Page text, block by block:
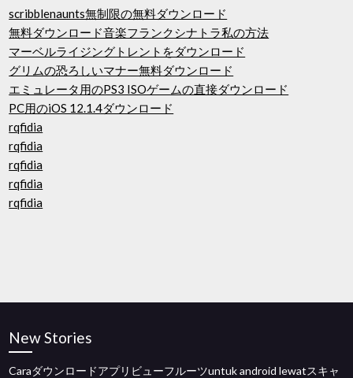
scribblenaunts無制限の無料ダウンロード
無料ダウンロード音楽フランクシナトラ私の方法
マーベルライジングトレントをダウンロード
グリムの恐ろしいマナー無料ダウンロード
エミュレータ用のPS3 ISOゲームの直接ダウンロード
PC用のiOS 12.1.4ダウンロード
rqfidia
rqfidia
rqfidia
rqfidia
rqfidia
New Stories
Caraダウンロードアプリビューフルーツuntuk android lewatスキャ